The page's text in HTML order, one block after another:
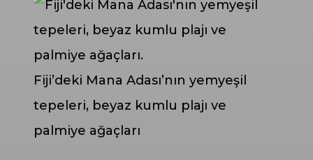
Fiji’deki Mana Adası’nın yemyeşil
tepeleri, beyaz kumlu plajı ve
palmiye ağaçları